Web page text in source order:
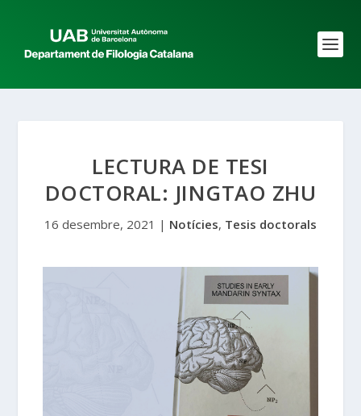
LECTURA DE TESI
DOCTORAL: JINGTAO ZHU
16 desembre, 2021 | Notícies, Tesis doctorals